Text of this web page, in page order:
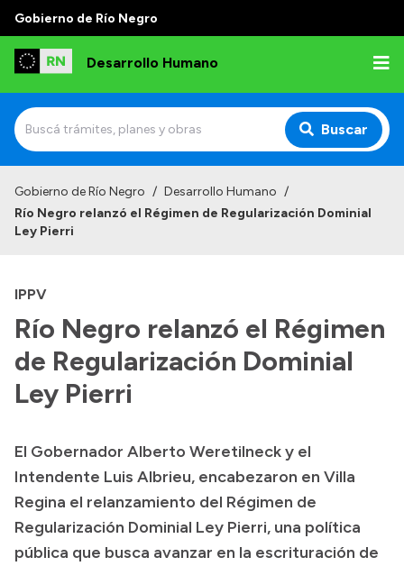
Gobierno de Río Negro
Desarrollo Humano
Buscar
Institucional
Autoridades
Delegaciones
Normativa
Presupuesto
Boletín Oficial
Compras y licitaciones
Consulta de expedientes
Gobierno de Río Negro / Desarrollo Humano /
Río Negro relanzó el Régimen de Regularización Dominial
Ley Pierri
IPPV
Río Negro relanzó el Régimen
de Regularización Dominial
Ley Pierri
El Gobernador Alberto Weretilneck y el
Intendente Luis Albrieu, encabezaron en Villa
Regina el relanzamiento del Régimen de
Regularización Dominial Ley Pierri, una política
pública que busca avanzar en la escrituración de